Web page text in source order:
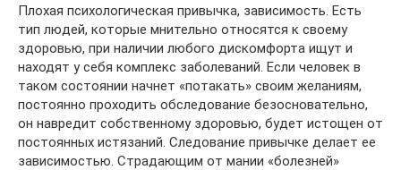
Плохая психологическая привычка, зависимость. Есть
тип людей, которые мнительно относятся к своему
здоровью, при наличии любого дискомфорта ищут и
находят у себя комплекс заболеваний. Если человек в
таком состоянии начнет «потакать» своим желаниям,
постоянно проходить обследование безосновательно,
он навредит собственному здоровью, будет истощен от
постоянных истязаний. Следование привычке делает ее
зависимостью. Страдающим от мании «болезней»